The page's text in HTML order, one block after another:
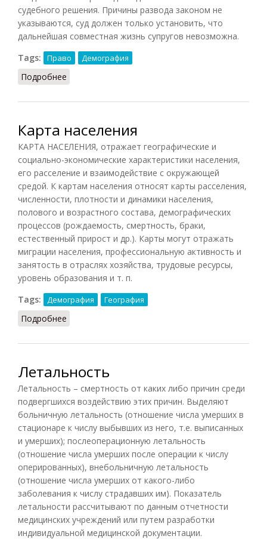
судебного решения. Причины развода законом не
указываются, суд должен только установить, что
дальнейшая совместная жизнь супругов невозможна.
Tags:
Право Демография
Подробнее
Карта населения
КАРТА НАСЕЛЕНИЯ, отражает географические и
социально-экономические характеристики населения,
его расселение и взаимодействие с окружающей
средой. К картам населения относят карты расселения,
численности, плотности и динамики населения,
полового и возрастного состава, демографических
процессов (рождаемость, смертность, браки,
естественный прирост и др.). Карты могут отражать
миграции населения, профессиональную активность и
занятость в отраслях хозяйства, трудовые ресурсы,
уровень образования и т. п.
Tags:
Демография География
Подробнее
Летальность
Летальность – смертность от каких либо причин среди
подвергшихся воздействию этих причин. Выделяют
больничную летальность (отношение числа умерших в
стационаре к числу выбывших из него, т.е. выписанных
и умерших); послеоперационную летальность
(отношение числа умерших после операции к числу
оперированных), внебольничную летальность
(отношение числа умерших от какого-либо
заболевания к числу страдавших им). Показатель
летальности рассчитывают по данным отчетности
медицинских учреждений или путем разработки
индивидуальной медицинской документации.